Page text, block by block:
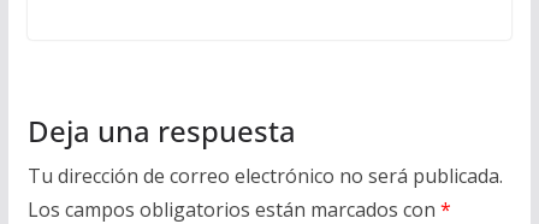
Deja una respuesta
Tu dirección de correo electrónico no será publicada.
Los campos obligatorios están marcados con *